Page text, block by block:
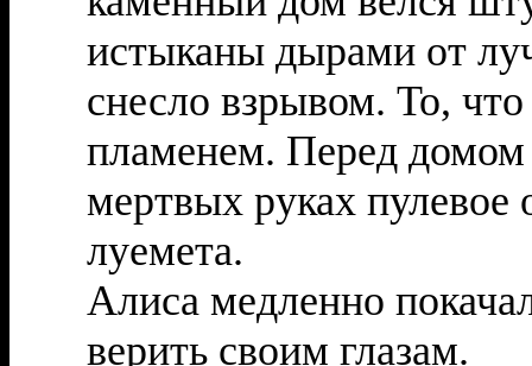
истыканы дырами от
снесло взрывом. То,
пламенем. Перед
мертвых руках
луемета.
Алиса медленно
верить своим глазам.